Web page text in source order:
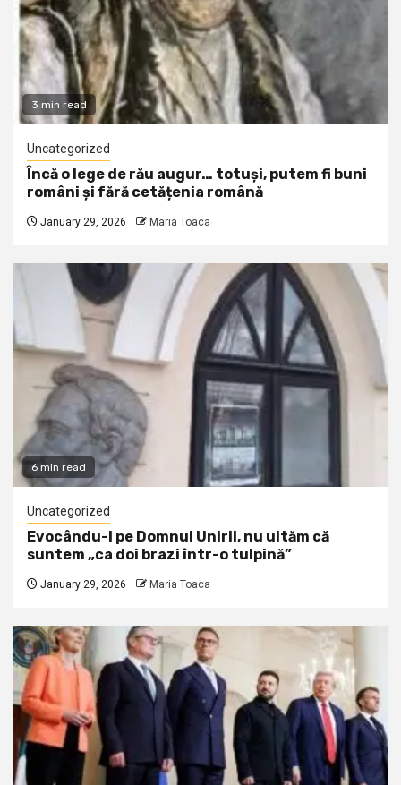
3 min read
Uncategorized
Încă o lege de rău augur… totuși, putem fi buni
români și fără cetățenia română
January 29, 2026 Maria Toaca
6 min read
Uncategorized
Evocându-l pe Domnul Unirii, nu uităm că
suntem „ca doi brazi într-o tulpină”
January 29, 2026 Maria Toaca